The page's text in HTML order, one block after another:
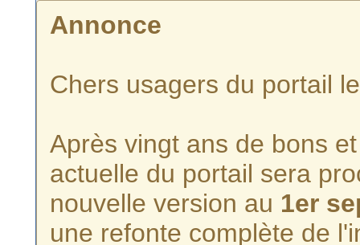
Annonce
Chers usagers du portail
Après vingt ans de bons
actuelle du portail sera
nouvelle version au 1er
une refonte complète de